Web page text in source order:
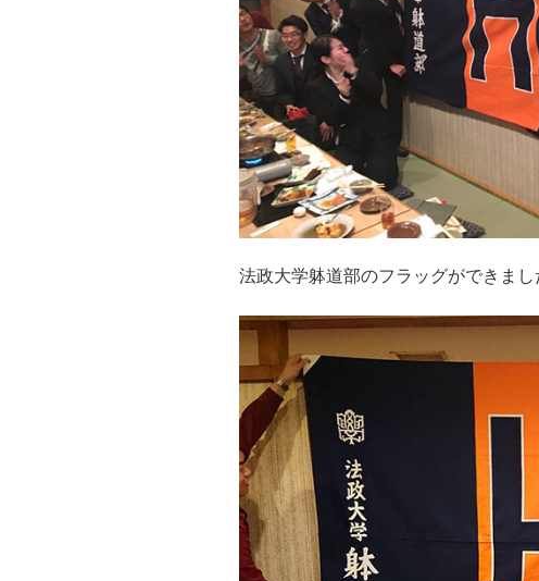
法政大学躰道部のフラッグができまし